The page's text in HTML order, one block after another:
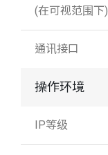
(在可视范围下)
通讯接口
操作环境
IP等级